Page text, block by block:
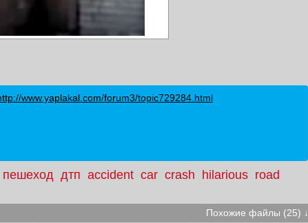
www.yaplakal.com/forum3/topic729284.html
пешеход дтп accident car crash hilarious road
Похожие файлы (25) ↓